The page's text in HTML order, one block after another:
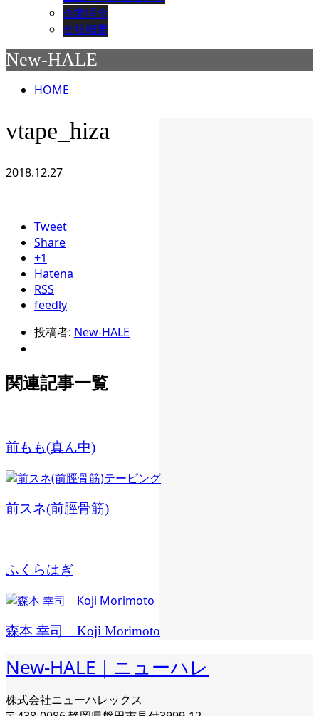
企業理念
会社概要
New-HALE
HOME
vtape_hiza
2018.12.27
Tweet
Share
+1
Hatena
RSS
feedly
投稿者: New-HALE
関連記事一覧
前もも(真ん中)
前スネ(前脛骨筋)
ふくらはぎ
森本 幸司 Koji Morimoto
New-HALE｜ニューハレ
株式会社ニューハレックス